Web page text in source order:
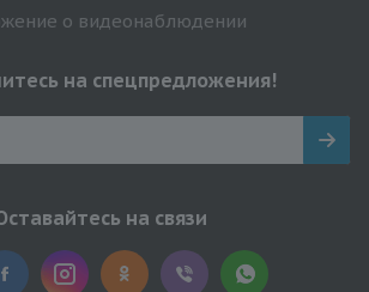
о видеонаблюдении
на спецпредложения!
на связи